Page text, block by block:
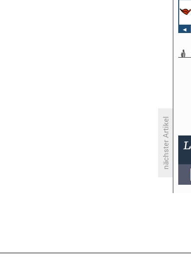
nächster Artikel
◄